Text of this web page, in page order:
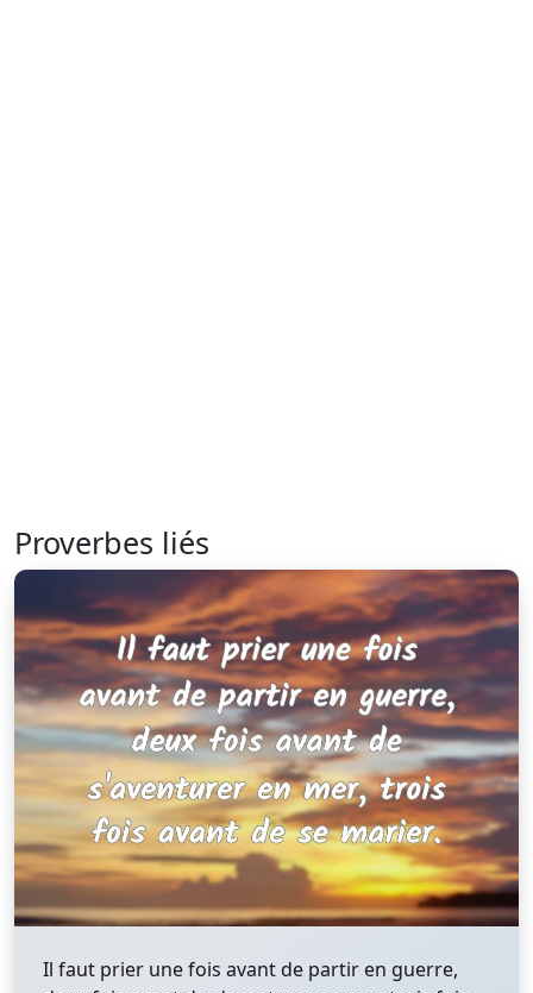
Proverbes liés
Il faut prier une fois avant de partir en guerre,